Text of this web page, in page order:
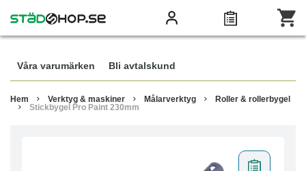
Våra varumärken Bli avtalskund
Hem Verktyg & maskiner Målarverktyg
Roller & rollerbygel
Stickbygel Pro Paint 230mm